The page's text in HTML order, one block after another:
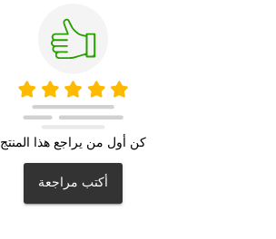
كن أول من يراجع هذا المنتج
أكتب مراجعة